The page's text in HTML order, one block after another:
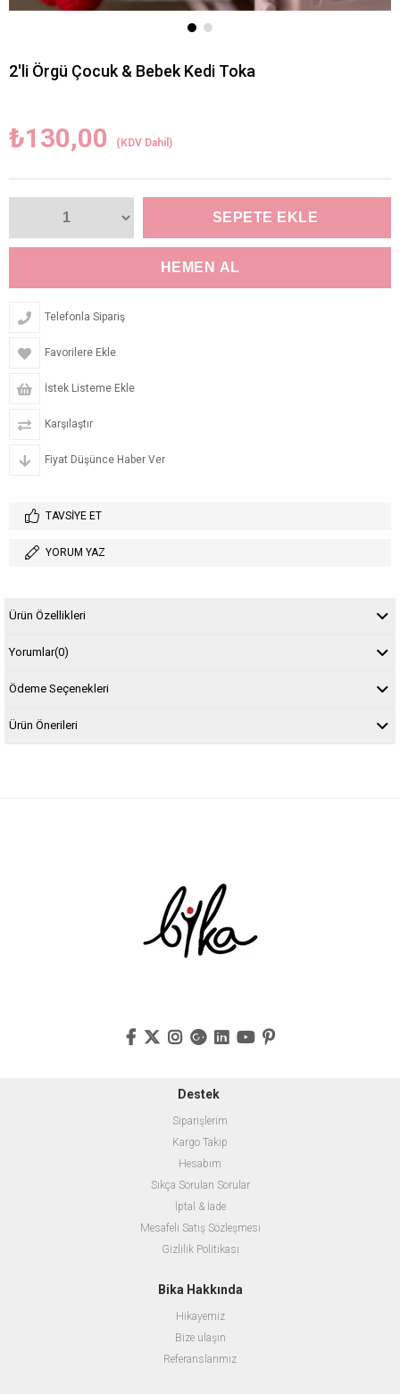
2'li Örgü Çocuk & Bebek Kedi Toka
₺130,00 (KDV Dahil)
Telefonla Sipariş
Favorilere Ekle
İstek Listeme Ekle
Karşılaştır
Fiyat Düşünce Haber Ver
TAVSIYE ET
YORUM YAZ
Ürün Özellikleri
Yorumlar(0)
Ödeme Seçenekleri
Ürün Önerileri
Destek
Siparişlerim
Kargo Takip
Hesabım
Sıkça Sorulan Sorular
İptal & İade
Mesafeli Satış Sözleşmesi
Gizlilik Politikası
Bika Hakkında
Hikayemiz
Bize ulaşın
Referanslarımız